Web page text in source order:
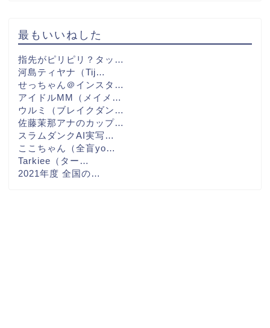
最もいいねした
指先がピリピリ？タッ…
河島ティヤナ（Tij…
せっちゃん＠インスタ…
アイドルMM（メイメ…
ウルミ（ブレイクダン…
佐藤茉那アナのカップ…
スラムダンクAI実写…
ここちゃん（全盲yo…
Tarkiee（ター…
2021年度 全国の…